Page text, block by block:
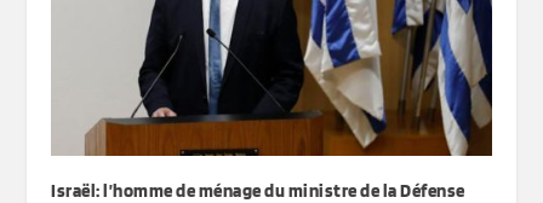
Israël: l’homme de ménage du ministre de la Défense